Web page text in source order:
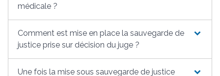
médicale ?
Comment est mise en place la sauvegarde de
justice prise sur décision du juge ?
Une fois la mise sous sauvegarde de justice